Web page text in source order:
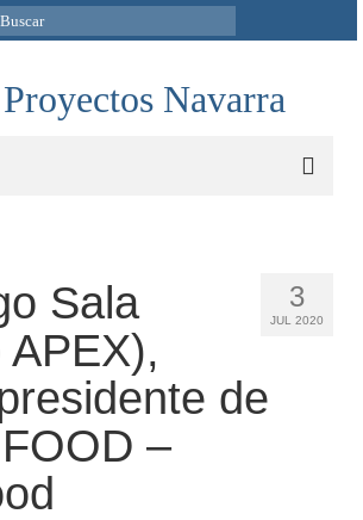
agua
3
JUL 2020
Sala
de
–